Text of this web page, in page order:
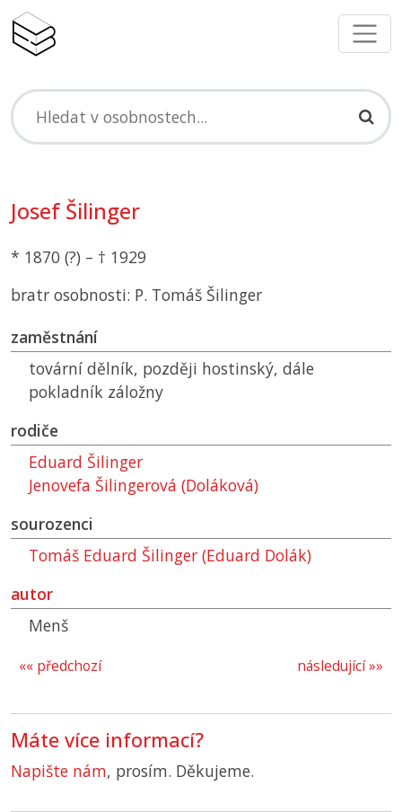
Josef Šilinger
* 1870 (?) – † 1929
bratr osobnosti: P. Tomáš Šilinger
zaměstnání
tovární dělník, později hostinský, dále
pokladník záložny
rodiče
Eduard Šilinger
Jenovefa Šilingerová (Doláková)
sourozenci
Tomáš Eduard Šilinger (Eduard Dolák)
autor
Menš
následující »»
«« předchozí
Máte více informací?
Napište nám, prosím. Děkujeme.